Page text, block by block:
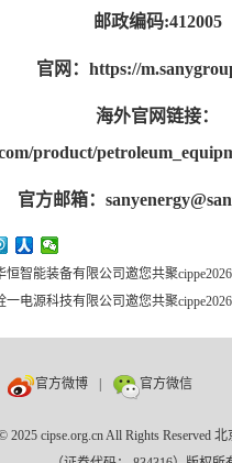
邮政编码:412005
官网：https://
海外官网链接：
product/
官方邮箱：
恒智能装备有限公司邀您共聚
一电源科技有限公司邀您共聚
官方微博 官方微信
2025 cipse.org.cn All Rights Reserved